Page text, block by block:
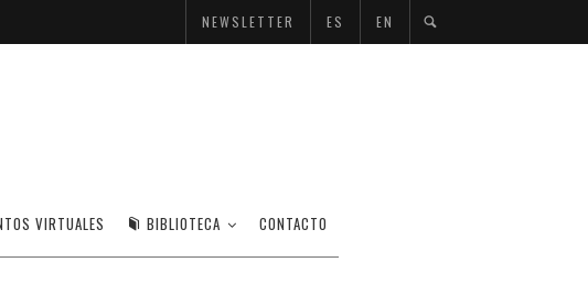
NEWSLETTER ES EN
VIRTUALES BIBLIOTECA CONTACTO